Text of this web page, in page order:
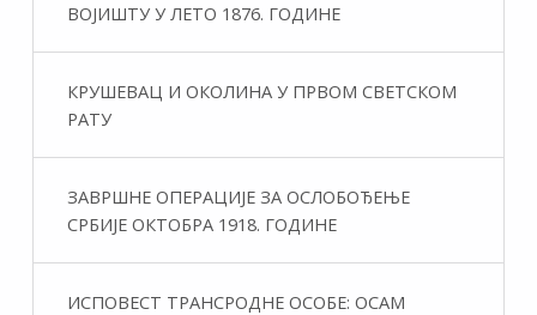
ВОЈИШТУ У ЛЕТО 1876. ГОДИНЕ
КРУШЕВАЦ И ОКОЛИНА У ПРВОМ СВЕТСКОМ
РАТУ
ЗАВРШНЕ ОПЕРАЦИЈЕ ЗА ОСЛОБОЂЕЊЕ
СРБИЈЕ ОКТОБРА 1918. ГОДИНЕ
ИСПОВЕСТ ТРАНСРОДНЕ ОСОБЕ: ОСАМ